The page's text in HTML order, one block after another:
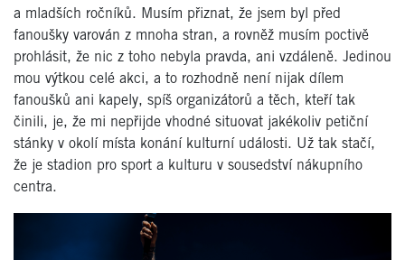
a mladších ročníků. Musím přiznat, že jsem byl před
fanoušky varován z mnoha stran, a rovněž musím poctivě
prohlásit, že nic z toho nebyla pravda, ani vzdáleně. Jedinou
mou výtkou celé akci, a to rozhodně není nijak dílem
fanoušků ani kapely, spíš organizátorů a těch, kteří tak
činili, je, že mi nepřijde vhodné situovat jakékoliv petiční
stánky v okolí místa konání kulturní události. Už tak stačí,
že je stadion pro sport a kulturu v sousedství nákupního
centra.